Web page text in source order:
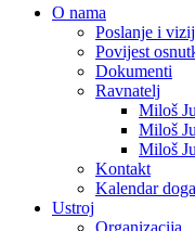
O nama
Poslanje i
Povijest
Dokumenti
Ravnatelj
Miloš
Miloš
Miloš
Kontakt
Kalendar
Ustroj
Organizacija